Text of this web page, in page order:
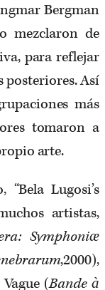
Bergman
mezclaron de
para reflejar
posteriores. Así
más
tomaron a
arte.
Lugosi’s
artistas,
Symphoniæ
,2000),
(Bande à